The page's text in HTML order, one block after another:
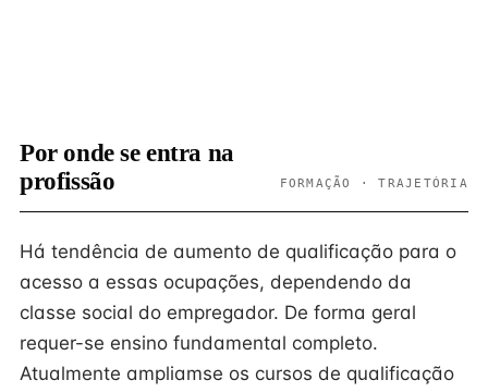
Por onde se entra na
profissão
FORMAÇÃO · TRAJETÓRIA
Há tendência de aumento de qualificação para o
acesso a essas ocupações, dependendo da
classe social do empregador. De forma geral
requer-se ensino fundamental completo.
Atualmente ampliamse os cursos de qualificação